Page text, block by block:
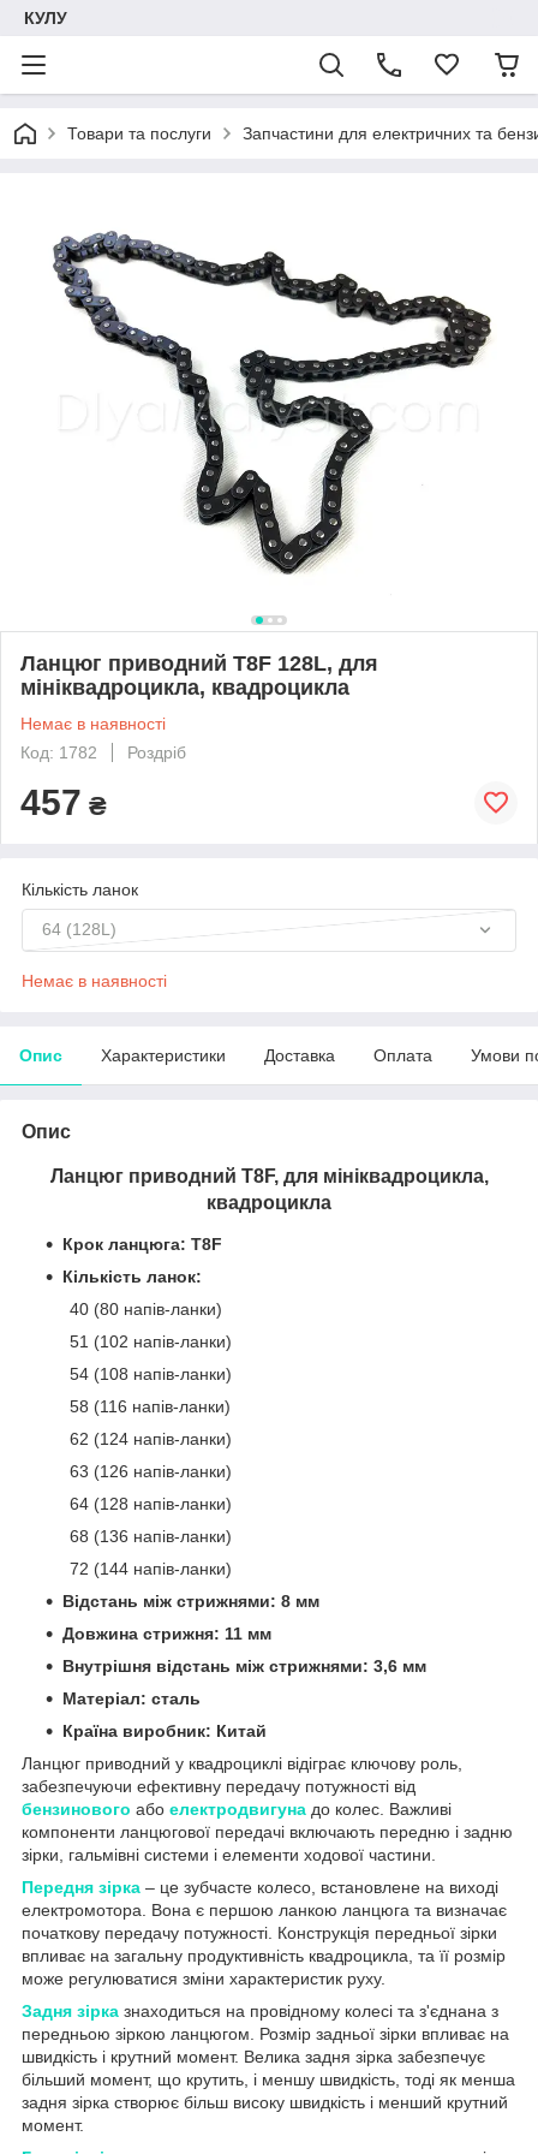
КУЛУ
Товари та послуги Запчастини для електричних та
Ланцюг приводний T8F 128L, для
мініквадроцикла, квадроцикла
Немає в наявності
Код: 1782
Роздріб
457 ₴
Кількість ланок
64 (128L)
Немає в наявності
Опис Характеристики Доставка Оплата Умови
Опис
Ланцюг приводний T8F, для мініквадроцикла,
квадроцикла
Крок ланцюга: T8F
Кількість ланок:
40 (80 напів-ланки)
51 (102 напів-ланки)
54 (108 напів-ланки)
58 (116 напів-ланки)
62 (124 напів-ланки)
63 (126 напів-ланки)
64 (128 напів-ланки)
68 (136 напів-ланки)
72 (144 напів-ланки)
Відстань між стрижнями: 8 мм
Довжина стрижня: 11 мм
Внутрішня відстань між стрижнями: 3,6 мм
Матеріал: сталь
Країна виробник: Китай
Ланцюг приводний у квадроциклі відіграє ключову роль,
забезпечуючи ефективну передачу потужності від
бензинового або електродвигуна до колес. Важливі
компоненти ланцюгової передачі включають передню і задню
зірки, гальмівні системи і елементи ходової частини.
Передня зірка – це зубчасте колесо, встановлене на виході
електромотора. Вона є першою ланкою ланцюга та визначає
початкову передачу потужності. Конструкція передньої зірки
впливає на загальну продуктивність квадроцикла, та її розмір
може регулюватися зміни характеристик руху.
Задня зірка знаходиться на провідному колесі та з'єднана з
передньою зіркою ланцюгом. Розмір задньої зірки впливає на
швидкість і крутний момент. Велика задня зірка забезпечує
більший момент, що крутить, і меншу швидкість, тоді як менша
задня зірка створює більш високу швидкість і менший крутний
момент.